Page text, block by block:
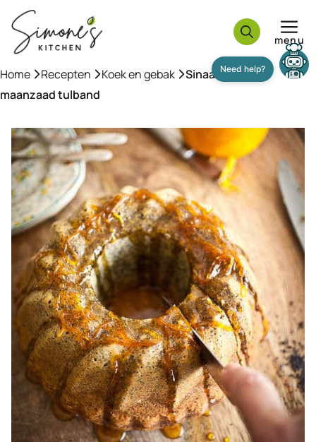
naar
inhoud
menu
Home »Recepten »Koek en gebak »Sinaasappel en
maanzaad tulband